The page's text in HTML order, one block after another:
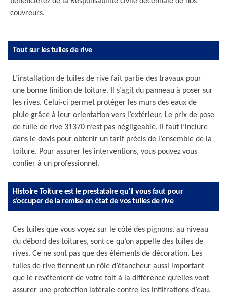
couvreurs.
Tout sur les tuiles de rive
L’installation de tuiles de rive fait partie des travaux pour
une bonne finition de toiture. Il s’agit du panneau à poser sur
les rives. Celui-ci permet protéger les murs des eaux de
pluie grâce à leur orientation vers l’extérieur, Le prix de pose
de tuile de rive 31370 n’est pas négligeable. Il faut l’inclure
dans le devis pour obtenir un tarif précis de l’ensemble de la
toiture. Pour assurer les interventions, vous pouvez vous
confier à un professionnel.
Histoire Toiture est le prestataire qu’il vous faut pour
s’occuper de la remise en état de vos tuiles de rive
Ces tuiles que vous voyez sur le côté des pignons, au niveau
du débord des toitures, sont ce qu’on appelle des tuiles de
rives. Ce ne sont pas que des éléments de décoration. Les
tuiles de rive tiennent un rôle d’étancheur aussi important
que le revêtement de votre toit à la différence qu’elles vont
assurer une protection latérale contre les infiltrations d’eau.